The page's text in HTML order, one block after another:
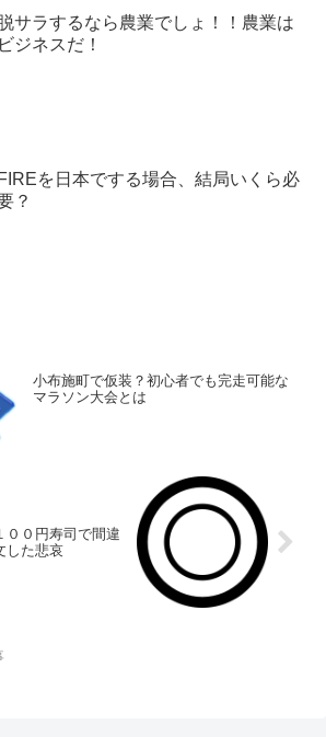
脱サラするなら農業でしょ！！農業は
ビジネスだ！
FIREを日本でする場合、結局いくら必
？
小布施町で仮装？初心者でも完走可能な
マラソン大会とは
００円寿司で間違
した悲哀